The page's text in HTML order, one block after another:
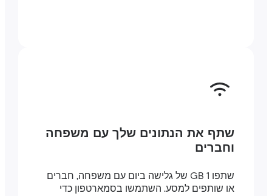
שתף את הנתונים שלך עם משפחה
וחברים
שתפו 1 GB של גלישה ביום עם משפחה, חברים
או שותפים למסע. השתמשו בסמארטפון כדי